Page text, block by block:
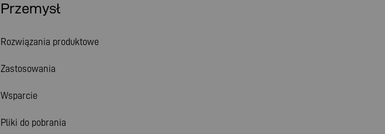
Przemysł
Rozwiązania produktowe
Zastosowania
Wsparcie
Pliki do pobrania